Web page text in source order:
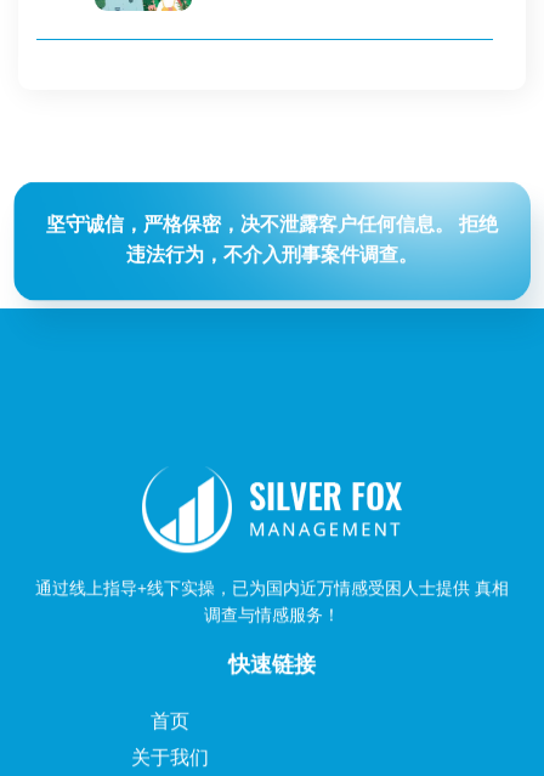
坚守诚信，严格保密，决不泄露客户任何信息。 拒绝
违法行为，不介入刑事案件调查。
通过线上指导+线下实操，已为国内近万情感受困人士提供 真相
调查与情感服务！
快速链接
首页
关于我们